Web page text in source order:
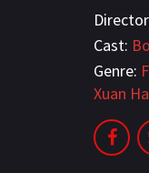
Cast:
Genre:
Xuan